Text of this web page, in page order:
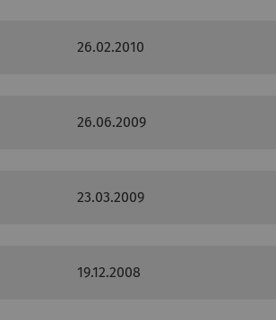
26.02.2010
26.06.2009
23.03.2009
19.12.2008